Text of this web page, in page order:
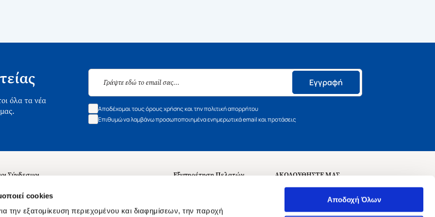
cookies
την εξατομίκευση περιεχομένου και διαφημίσεων, την παροχή
Αποδοχή Όλων
όλα τα νέα
Εγγραφή
Αποδέχομαι τους όρους χρήσης και την πολιτική απορρήτου
Επιθυμώ να λαμβάνω προσωποποιημένα ενημερωτικά email και προτάσεις
Σύνδεσμοι
με εμάς
Εξυπηρέτηση Πελατών
ΑΚΟΛΟΥΘΗΣΤΕ ΜΑΣ